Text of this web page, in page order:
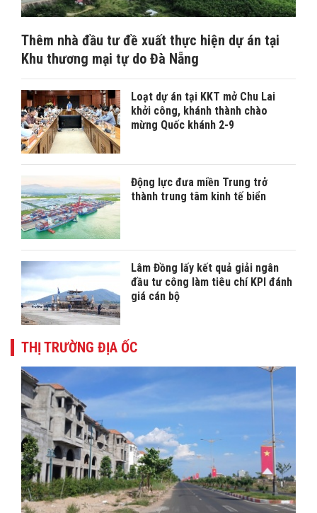
Thêm nhà đầu tư đề xuất thực hiện dự án tại
Khu thương mại tự do Đà Nẵng
Loạt dự án tại KKT mở Chu Lai
khởi công, khánh thành chào
mừng Quốc khánh 2-9
Động lực đưa miền Trung trở
thành trung tâm kinh tế biển
Lâm Đồng lấy kết quả giải ngân
đầu tư công làm tiêu chí KPI đánh
giá cán bộ
THỊ TRƯỜNG ĐỊA ỐC